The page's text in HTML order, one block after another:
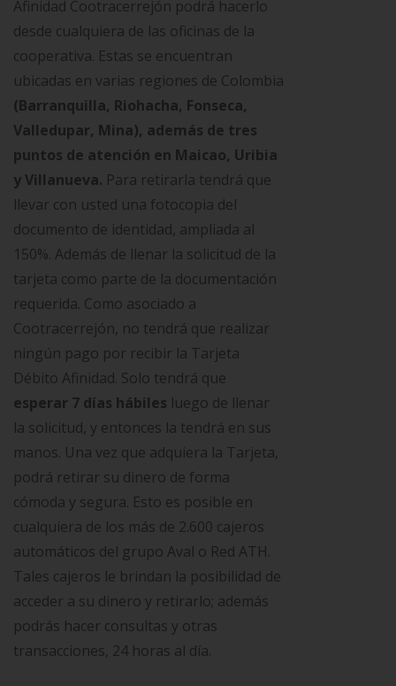
Afinidad Cootracerrejón podrá hacerlo
desde cualquiera de las oficinas de la
cooperativa. Estas se encuentran
ubicadas en varias regiones de Colombia
(Barranquilla, Riohacha, Fonseca,
Valledupar, Mina), además de tres
puntos de atención en Maicao, Uribia
y Villanueva. Para retirarla tendrá que
llevar con usted una fotocopia del
documento de identidad, ampliada al
150%. Además de llenar la solicitud de la
tarjeta como parte de la documentación
requerida. Como asociado a
Cootracerrejón, no tendrá que realizar
ningún pago por recibir la Tarjeta
Débito Afinidad. Solo tendrá que
esperar 7 días hábiles luego de llenar
la solicitud, y entonces la tendrá en sus
manos. Una vez que adquiera la Tarjeta,
podrá retirar su dinero de forma
cómoda y segura. Esto es posible en
cualquiera de los más de 2.600 cajeros
automáticos del grupo Aval o Red ATH.
Tales cajeros le brindan la posibilidad de
acceder a su dinero y retirarlo; además
podrás hacer consultas y otras
transacciones, 24 horas al día.